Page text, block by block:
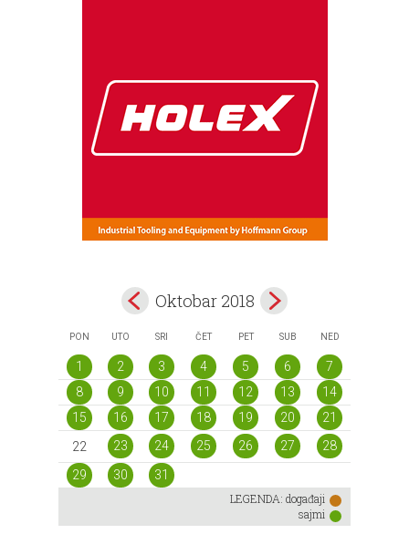
Oktobar 2018
PON UTO SRI ČET PET SUB NED
1 2 3 4 5 6
7
8
9 10 11 12 13
14
15
16 17 18 19 20
21
22
23 24 25 26 27
28
29
30
31
LEGENDA: događaji
sajmi